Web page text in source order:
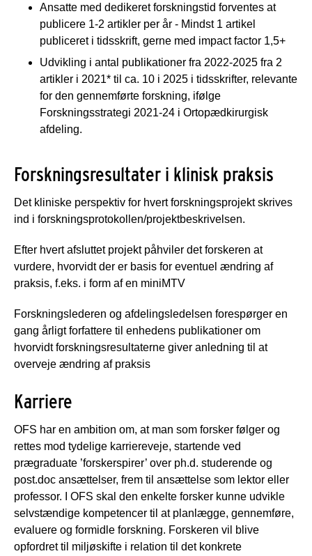
Ansatte med dedikeret forskningstid forventes at
publicere 1-2 artikler per år - Mindst 1 artikel
publiceret i tidsskrift, gerne med impact factor 1,5+
Udvikling i antal publikationer fra 2022-2025 fra 2
artikler i 2021* til ca. 10 i 2025 i tidsskrifter, relevante
for den gennemførte forskning, ifølge
Forskningsstrategi 2021-24 i Ortopædkirurgisk
afdeling.
Forskningsresultater i klinisk praksis
Det kliniske perspektiv for hvert forskningsprojekt skrives
ind i forskningsprotokollen/projektbeskrivelsen.
Efter hvert afsluttet projekt påhviler det forskeren at
vurdere, hvorvidt der er basis for eventuel ændring af
praksis, f.eks. i form af en miniMTV
Forskningslederen og afdelingsledelsen forespørger en
gang årligt forfattere til enhedens publikationer om
hvorvidt forskningsresultaterne giver anledning til at
overveje ændring af praksis
Karriere
OFS har en ambition om, at man som forsker følger og
rettes mod tydelige karriereveje, startende ved
prægraduate ’forskerspirer’ over ph.d. studerende og
post.doc ansættelser, frem til ansættelse som lektor eller
professor. I OFS skal den enkelte forsker kunne udvikle
selvstændige kompetencer til at planlægge, gennemføre,
evaluere og formidle forskning. Forskeren vil blive
opfordret til miljøskifte i relation til det konkrete